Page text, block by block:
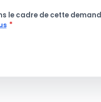
le cadre de cette
*